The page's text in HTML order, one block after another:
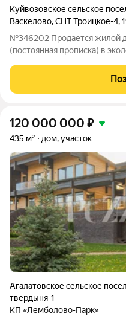
Куйвозовское сельское
Васкелово,СНТ Троицкое-4,
№346202 Продается жилой
(постоянная прописка) в
отдыха и круглогодичного
Планировка: 1 этаж
120 000 000 ₽
435 м² дом, участок
Агалатовское сельское
твердыня-1
КП «Лемболово-Парк»